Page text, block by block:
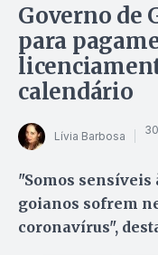
Governo de
para
calendário
Lívia Barbosa
"Somos sensíveis
goianos sofrem
coronavírus",